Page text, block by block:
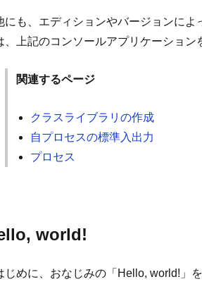
にも、エディションやバージョンに
、上記のコンソールアプリケーション
関連するページ
クラスライブラリの作成
自プロセスの標準入出力
プロセス
world!
じめに、おなじみの「Hello, world!」